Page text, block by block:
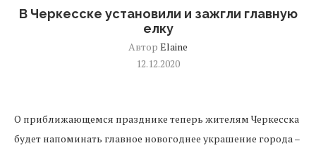
В Черкесске установили и зажгли главную
елку
Автор Elaine
12.12.2020
О приближающемся празднике теперь жителям Черкесска
будет напоминать главное новогоднее украшение города –